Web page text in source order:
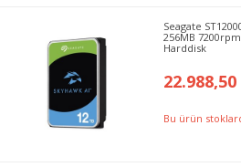
Seagate
256MB
Harddisk
Bu ürün